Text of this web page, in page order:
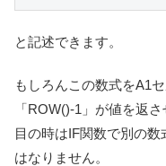
と記述できます。
もしろんこの数式をA1
「ROW()-1」が値を返
目の時はIF関数で別の
はなりません。